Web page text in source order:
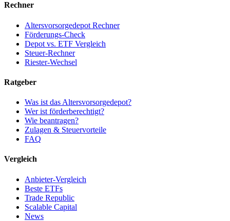
Rechner
Altersvorsorgedepot Rechner
Förderungs-Check
Depot vs. ETF Vergleich
Steuer-Rechner
Riester-Wechsel
Ratgeber
Was ist das Altersvorsorgedepot?
Wer ist förderberechtigt?
Wie beantragen?
Zulagen & Steuervorteile
FAQ
Vergleich
Anbieter-Vergleich
Beste ETFs
Trade Republic
Scalable Capital
News